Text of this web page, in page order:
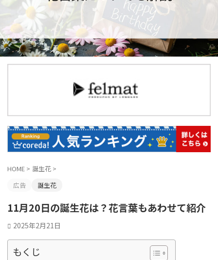
HOME > 誕生花 >
広告
誕生花
11月20日の誕生花は？花言葉もあわせて紹介
2025年2月21日
もくじ